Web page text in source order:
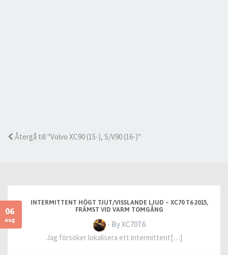
Återgå till "Volvo XC90 (15-), S/V90 (16-)"
06
aug
INTERMITTENT HÖGT TJUT/VISSLANDE LJUD – XC70 T6 2015,
FRÄMST VID VARM TOMGÅNG
- By XC70T6
Jag försöker lokalisera ett intermittent[…]